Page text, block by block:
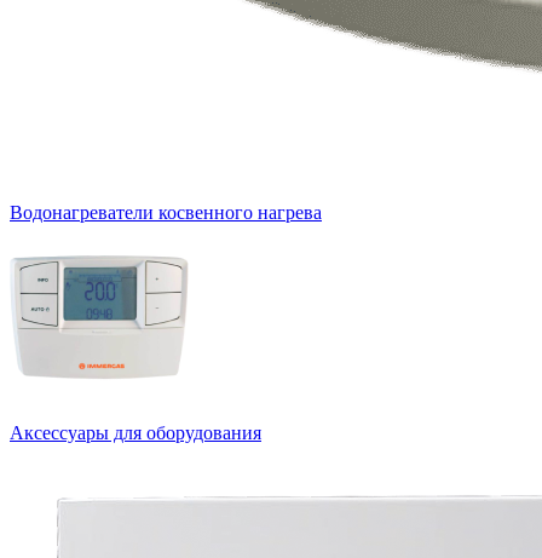
Водонагреватели косвенного нагрева
Аксессуары для оборудования